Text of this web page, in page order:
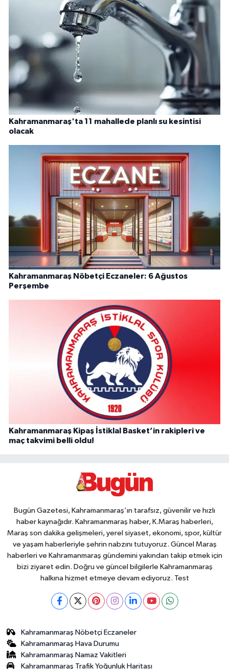
Kahramanmaraş'ta 11 mahallede planlı su kesintisi
olacak
Kahramanmaraş Nöbetçi Eczaneler: 6 Ağustos
Perşembe
Kahramanmaraş Kipaş İstiklal Basket’in rakipleri ve
maç takvimi belli oldu!
Bugün Gazetesi, Kahramanmaraş’ın tarafsız, güvenilir ve hızlı
haber kaynağıdır. Kahramanmaraş haber, K.Maraş haberleri,
Maraş son dakika gelişmeleri, yerel siyaset, ekonomi, spor, kültür
ve yaşam haberleriyle şehrin nabzını tutuyoruz. Güncel Maraş
haberleri ve Kahramanmaraş gündemini yakından takip etmek için
bizi ziyaret edin. Doğru ve güncel bilgilerle Kahramanmaraş
halkına hizmet etmeye devam ediyoruz. Test
Kahramanmaraş Nöbetçi Eczaneler
Kahramanmaraş Hava Durumu
Kahramanmaraş Namaz Vakitleri
Kahramanmaraş Trafik Yoğunluk Haritası